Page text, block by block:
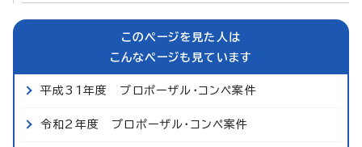
このページを見た人は
こんなページも見ています
平成31年度 プロポーザル・コンペ案件
令和2年度 プロポーザル・コンペ案件